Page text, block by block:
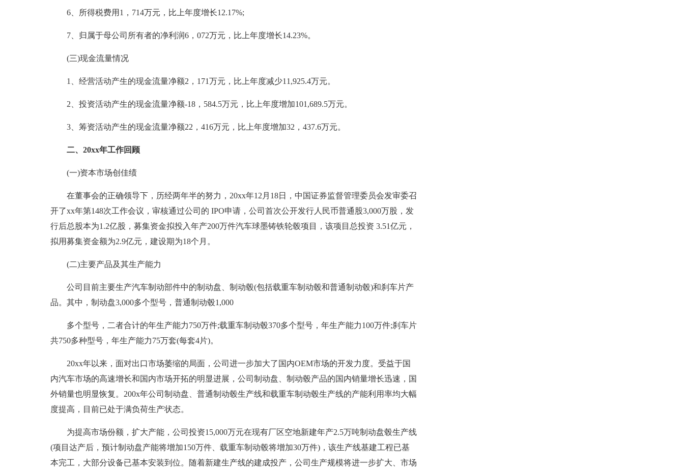
6、所得税费用1，714万元，比上年度增长12.17%;
7、归属于母公司所有者的净利润6，072万元，比上年度增长14.23%。
(三)现金流量情况
1、经营活动产生的现金流量净额2，171万元，比上年度减少11,925.4万元。
2、投资活动产生的现金流量净额-18，584.5万元，比上年度增加101,689.5万元。
3、筹资活动产生的现金流量净额22，416万元，比上年度增加32，437.6万元。
二、20xx年工作回顾
(一)资本市场创佳绩
在董事会的正确领导下，历经两年半的努力，20xx年12月18日，中国证券监督管理委员会发审委召
开了xx年第148次工作会议，审核通过公司的 IPO申请，公司首次公开发行人民币普通股3,000万股，发
行后总股本为1.2亿股，募集资金拟投入年产200万件汽车球墨铸铁轮毂项目，该项目总投资 3.51亿元，
拟用募集资金额为2.9亿元，建设期为18个月。
(二)主要产品及其生产能力
公司目前主要生产汽车制动部件中的制动盘、制动毂(包括载重车制动毂和普通制动毂)和刹车片产
品。其中，制动盘3,000多个型号，普通制动毂1,000
多个型号，二者合计的年生产能力750万件;载重车制动毂370多个型号，年生产能力100万件;刹车片
共750多种型号，年生产能力75万套(每套4片)。
20xx年以来，面对出口市场萎缩的局面，公司进一步加大了国内OEM市场的开发力度。受益于国
内汽车市场的高速增长和国内市场开拓的明显进展，公司制动盘、制动毂产品的国内销量增长迅速，国
外销量也明显恢复。200x年公司制动盘、普通制动毂生产线和载重车制动毂生产线的产能利用率均大幅
度提高，目前已处于满负荷生产状态。
为提高市场份额，扩大产能，公司投资15,000万元在现有厂区空地新建年产2.5万吨制动盘毂生产线
(项目达产后，预计制动盘产能将增加150万件、载重车制动毂将增加30万件)，该生产线基建工程已基
本完工，大部分设备已基本安装到位。随着新建生产线的建成投产，公司生产规模将进一步扩大、市场